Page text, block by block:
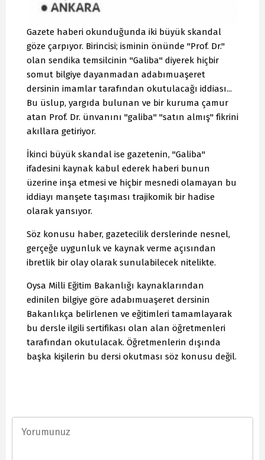
Gazete haberi okunduğunda iki büyük skandal
göze çarpıyor. Birincisi; isminin önünde "Prof. Dr."
olan sendika temsilcinin "Galiba" diyerek hiçbir
somut bilgiye dayanmadan adabımuaşeret
dersinin imamlar tarafından okutulacağı iddiası...
Bu üslup, yargıda bulunan ve bir kuruma çamur
atan Prof. Dr. ünvanını "galiba" "satın almış" fikrini
akıllara getiriyor.
İkinci büyük skandal ise gazetenin, "Galiba"
ifadesini kaynak kabul ederek haberi bunun
üzerine inşa etmesi ve hiçbir mesnedi olamayan bu
iddiayı manşete taşıması trajikomik bir hadise
olarak yansıyor.
Söz konusu haber, gazetecilik derslerinde nesnel,
gerçeğe uygunluk ve kaynak verme açısından
ibretlik bir olay olarak sunulabilecek nitelikte.
Oysa Milli Eğitim Bakanlığı kaynaklarından
edinilen bilgiye göre adabımuaşeret dersinin
Bakanlıkça belirlenen ve eğitimleri tamamlayarak
bu dersle ilgili sertifikası olan alan öğretmenleri
tarafından okutulacak. Öğretmenlerin dışında
başka kişilerin bu dersi okutması söz konusu değil.